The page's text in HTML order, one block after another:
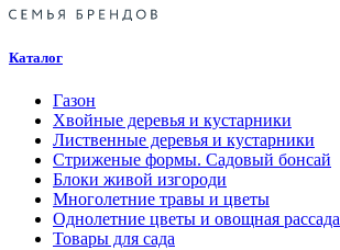
Каталог
Газон
Хвойные деревья и кустарники
Лиственные деревья и кустарники
Стриженые формы. Садовый бонсай
Блоки живой изгороди
Многолетние травы и цветы
Однолетние цветы и овощная рассада
Товары для сада